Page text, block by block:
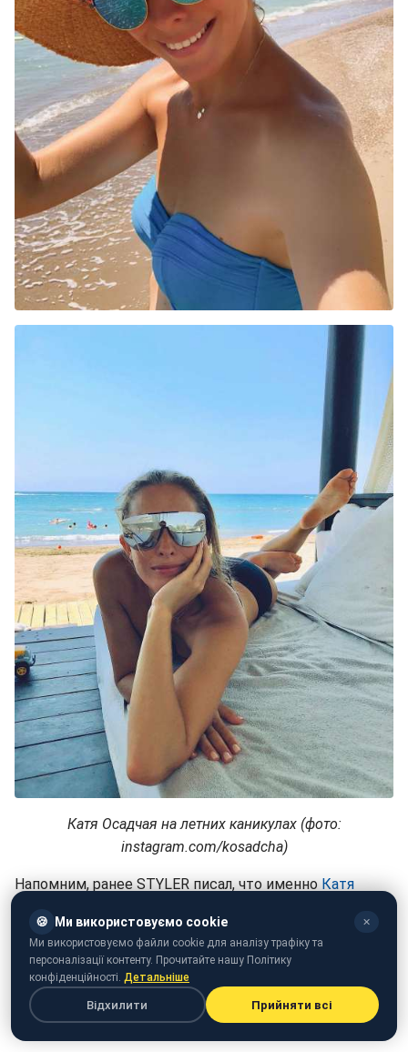
Катя Осадчая на летних каникулах (фото:
instagram.com/kosadcha)
Напомним, ранее STYLER писал, что именноКатя
Интересно, что один из важных пунктов - Осадчая
старается особо не загорать.
🍪 Ми використовуємо cookie ✕
Ми використовуємо файли cookie для аналізу трафіку та
персоналізації контенту. Прочитайте нашу Політику
конфіденційності. Детальніше
Відхилити Прийняти всі